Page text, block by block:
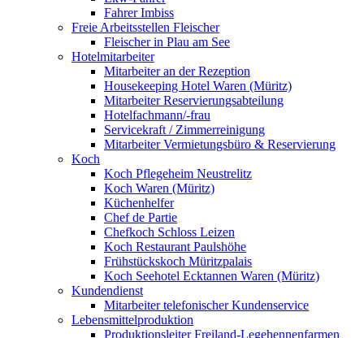
Fahrer Imbiss
Freie Arbeitsstellen Fleischer
Fleischer in Plau am See
Hotelmitarbeiter
Mitarbeiter an der Rezeption
Housekeeping Hotel Waren (Müritz)
Mitarbeiter Reservierungsabteilung
Hotelfachmann/-frau
Servicekraft / Zimmerreinigung
Mitarbeiter Vermietungsbüro & Reservierung
Koch
Koch Pflegeheim Neustrelitz
Koch Waren (Müritz)
Küchenhelfer
Chef de Partie
Chefkoch Schloss Leizen
Koch Restaurant Paulshöhe
Frühstückskoch Müritzpalais
Koch Seehotel Ecktannen Waren (Müritz)
Kundendienst
Mitarbeiter telefonischer Kundenservice
Lebensmittelproduktion
Produktionsleiter Freiland-Legehennenfarmen